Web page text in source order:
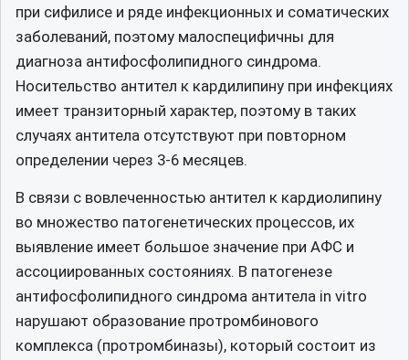
при сифилисе и ряде инфекционных и соматических
заболеваний, поэтому малоспецифичны для
диагноза антифосфолипидного синдрома.
Носительство антител к кардилипину при инфекциях
имеет транзиторный характер, поэтому в таких
случаях антитела отсутствуют при повторном
определении через 3-6 месяцев.
В связи с вовлеченностью антител к кардиолипину
во множество патогенетических процессов, их
выявление имеет большое значение при АФС и
ассоциированных состояниях. В патогенезе
антифосфолипидного синдрома антитела in vitro
нарушают образование протромбинового
комплекса (протромбиназы), который состоит из